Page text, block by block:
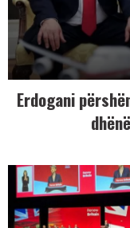
Erdogani